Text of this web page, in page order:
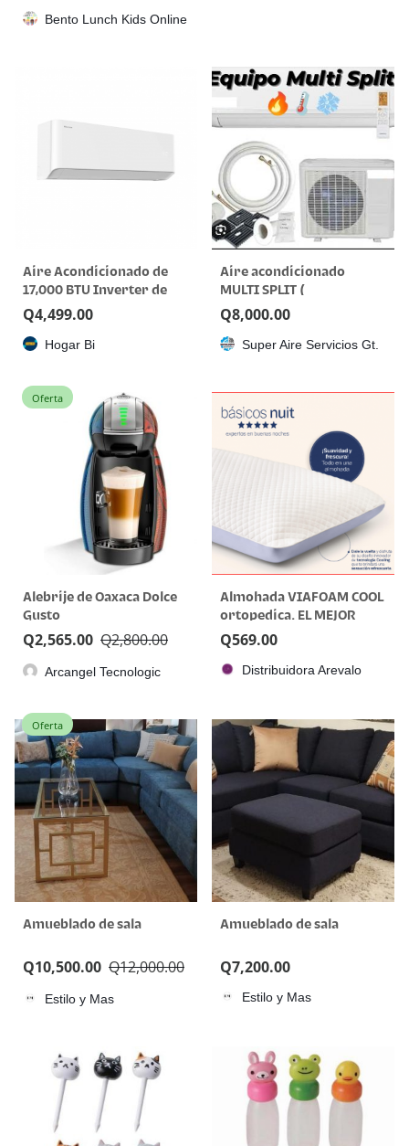
Bento Lunch Kids Online
Aire Acondicionado de
17,000 BTU Inverter de
220V.
Q4,499.00
Hogar Bi
Aire acondicionado
MULTI SPLIT (
FRIO/CALOR) 24000btu
Q8,000.00
Super Aire Servicios Gt.
Oferta
Alebrije de Oaxaca Dolce
Gusto
Q2,800.00
Q2,565.00
Arcangel Tecnologic
Almohada VIAFOAM COOL
ortopedica. EL MEJOR
REGALO PARA PAPA
Q569.00
Distribuidora Arevalo
Oferta
Amueblado de sala
Q12,000.00
Q10,500.00
Estilo y Mas
Amueblado de sala
Q7,200.00
Estilo y Mas